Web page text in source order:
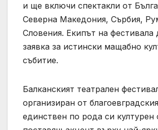
и ще включи спектакли от
Северна Македония, Сърбия,
Словения. Екипът на фестивала
заявка за истински мащабно
събитие.
Балканският театрален
организиран от
единствен по рода си културен